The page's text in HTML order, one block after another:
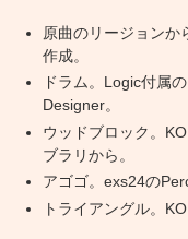
原曲のリージョンか
作成。
ドラム。Logic付属
Designer。
ウッドブロック。
ブラリから。
アゴゴ。exs24の
トライアングル。